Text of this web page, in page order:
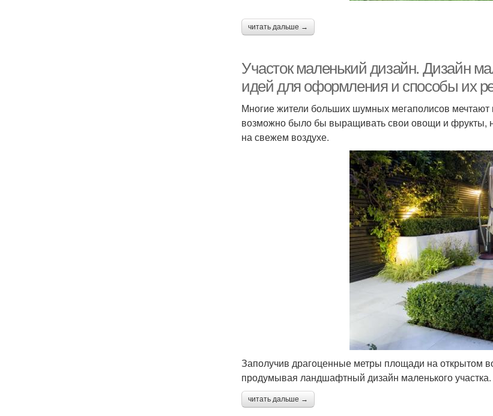
читать дальше →
Участок маленький дизайн. Дизайн
идей для оформления и способы их
Многие жители больших шумных мегаполисов мечтают
возможно было бы выращивать свои овощи и фрукты,
на свежем воздухе.
Заполучив драгоценные метры площади на открытом
продумывая ландшафтный дизайн маленького участка.
читать дальше →